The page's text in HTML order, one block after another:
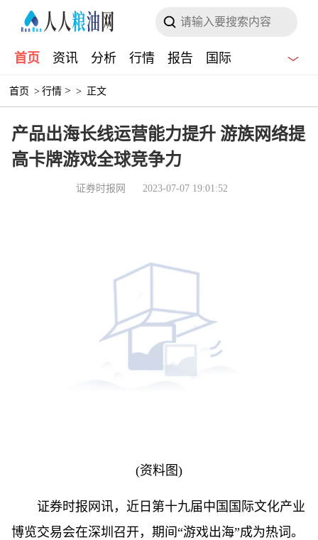
首页 资讯 分析 行情 报告 国际
首页 > 行情 > > 正文
产品出海长线运营能力提升 游族网络提
高卡牌游戏全球竞争力
证券时报网 2023-07-07 19:01:52
(资料图)
证券时报网讯，近日第十九届中国国际文化产业
博览交易会在深圳召开，期间“游戏出海”成为热词。